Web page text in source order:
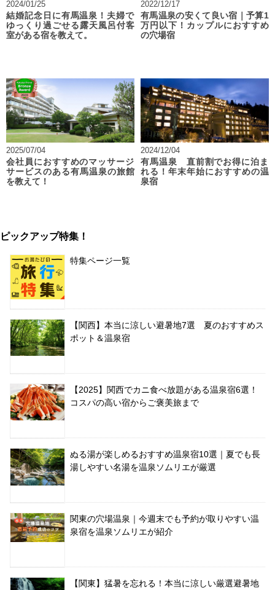
2024/01/25
結婚記念日に有馬温泉！夫婦で
ゆっくり過ごせる露天風呂付客
室がある宿を教えて。
2022/12/17
有馬温泉の安くて良い宿｜予算1
万円以下！カップルにおすすめ
の穴場宿
2025/07/04
会社員におすすめのマッサージ
サービスのある有馬温泉の旅館
を教えて！
2024/12/04
有馬温泉 直前割でお得に泊ま
れる！年末年始におすすめの温
泉宿
ピックアップ特集！
特集ページ一覧
【関西】本当に涼しい避暑地7選 夏のおすすめス
ポット＆温泉宿
【2025】関西でカニ食べ放題がある温泉宿6選！
コスパの高い宿からご褒美旅まで
ぬる湯が楽しめるおすすめ温泉宿10選｜夏でも長
湯しやすい名湯を温泉ソムリエが厳選
関東の穴場温泉｜今週末でも予約が取りやすい温
泉宿を温泉ソムリエが紹介
【関東】猛暑を忘れる！本当に涼しい厳選避暑地